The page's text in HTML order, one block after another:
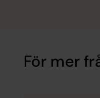
För mer